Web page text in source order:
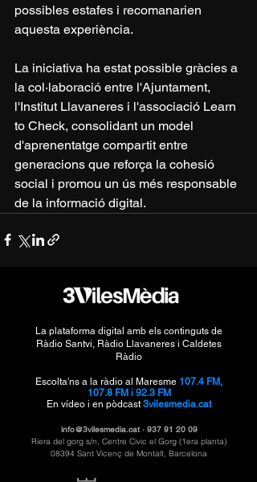
possibles estafes i recomanarien
aquesta experiència.
La iniciativa ha estat possible gràcies a
la col·laboració entre l'Ajuntament,
l'Institut Llavaneres i l'associació Learn
to Check, consolidant un model
d'aprenentatge compartit entre
generacions que reforça la cohesió
social i promou un ús més responsable
de la informació digital.
La plataforma digital amb els continguts de
Ràdio Santvi, Ràdio Llavaneres i Caldetes
Ràdio
Escolta'ns a la ràdio al Maresme 107.4 FM,
107.8 FM i 92.3 FM
En vídeo i en pòdcast 3vilesmedia.cat
info@3vilesmedia.cat· 937 91 20 09
Riera del gorg s/n, Centre Civic el Gorg (1era planta)
08394 Sant Vicenç de Montalt, Barcelona